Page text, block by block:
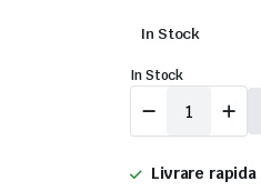
In Stock
In Stock
VW
Golf
LED
Livrare rapida